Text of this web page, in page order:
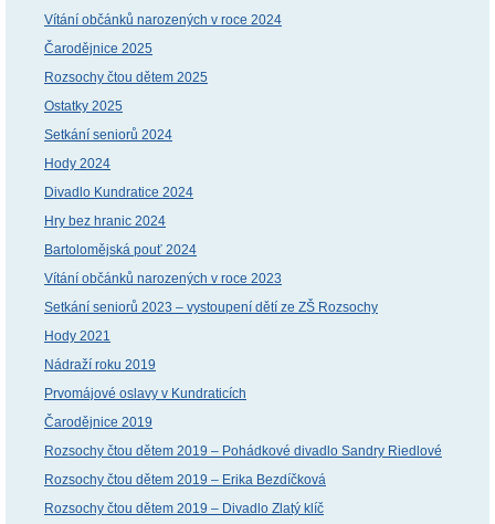
Vítání občánků narozených v roce 2024
Čarodějnice 2025
Rozsochy čtou dětem 2025
Ostatky 2025
Setkání seniorů 2024
Hody 2024
Divadlo Kundratice 2024
Hry bez hranic 2024
Bartolomějská pouť 2024
Vítání občánků narozených v roce 2023
Setkání seniorů 2023 – vystoupení dětí ze ZŠ Rozsochy
Hody 2021
Nádraží roku 2019
Prvomájové oslavy v Kundraticích
Čarodějnice 2019
Rozsochy čtou dětem 2019 – Pohádkové divadlo Sandry Riedlové
Rozsochy čtou dětem 2019 – Erika Bezdíčková
Rozsochy čtou dětem 2019 – Divadlo Zlatý klíč